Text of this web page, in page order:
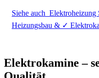
Siehe auch
Heizungsbau & ✓
Elektrokamine –